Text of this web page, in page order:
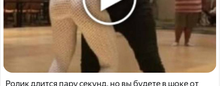
Ролик длится пару секунд, но вы будете в шоке от